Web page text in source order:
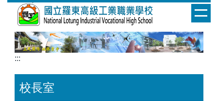
:::
校長室